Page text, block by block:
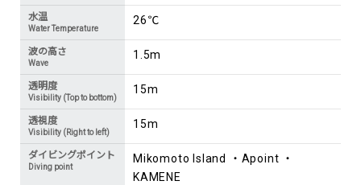
水温
Water Temperature
26℃
波の高さ
Wave
1.5m
透明度
Visibility (Top to bottom)
15m
透視度
Visibility (Right to left)
15m
ダイビングポイント
Diving point
Mikomoto Island ・Apoint ・
KAMENE